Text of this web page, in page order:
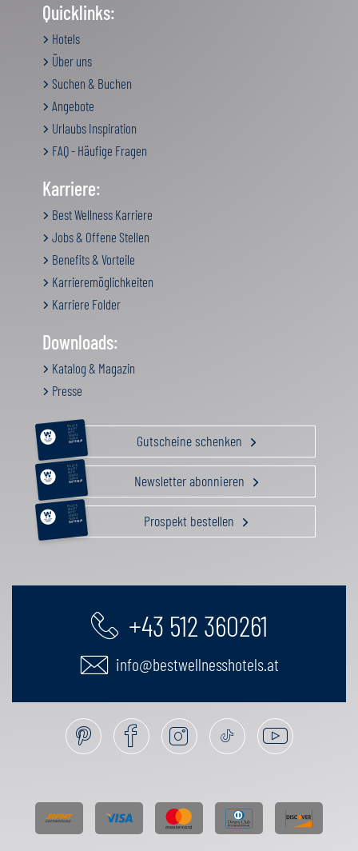
Quicklinks:
Hotels
Über uns
Suchen & Buchen
Angebote
Urlaubs Inspiration
FAQ - Häufige Fragen
Karriere:
Best Wellness Karriere
Jobs & Offene Stellen
Benefits & Vorteile
Karrieremöglichkeiten
Karriere Folder
Downloads:
Katalog & Magazin
Presse
RELAX &
BEAUTY
AKTIV
GENUSS
FAMILIE
GUTSCHEIN Gutscheine schenken
RELAX &
BEAUTY
AKTIV
GENUSS
FAMILIE
GUTSCHEIN Newsletter abonnieren
RELAX &
BEAUTY
AKTIV
GENUSS
FAMILIE
GUTSCHEIN Prospekt bestellen
+43 512 360261
info@bestwellnesshotels.at